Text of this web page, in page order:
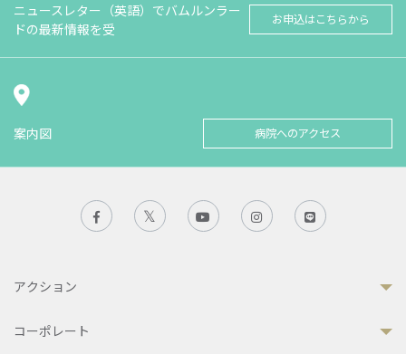
ニュースレター（英語）でバムルンラー
ドの最新情報を受
お申込はこちらから
案内図 病院へのアクセス
アクション
コーポレート